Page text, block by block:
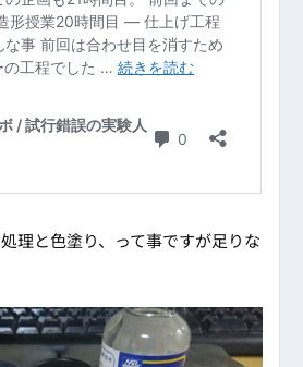
理と色塗り、って事ですが足りな